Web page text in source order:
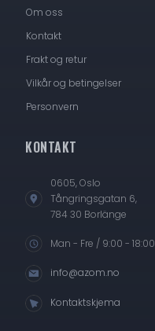
Om oss
Kontakt
Frakt og retur
Vilkår og betingelser
Personvern
KONTAKT
0605, Oslo
Tångringsgatan 6,
784 30 Borlänge
Man - Fre / 9:00 - 18:00
info@azom.no
Kontaktskjema